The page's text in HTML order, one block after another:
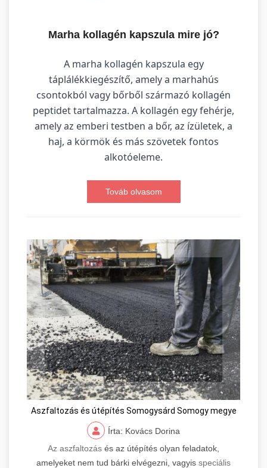
Marha kollagén kapszula mire jó?
A marha kollagén kapszula egy
táplálékkiegészítő, amely a marhahús
csontokból vagy bőrből származó kollagén
peptidet tartalmazza. A kollagén egy fehérje,
amely az emberi testben a bőr, az ízületek, a
haj, a körmök és más szövetek fontos
alkotóeleme.
Továb olvasom
Aszfaltozás és útépítés Somogysárd Somogy megye
Írta: Kovács Dorina
Az aszfaltozás és az útépítés olyan feladatok,
amelyeket nem tud bárki elvégezni, vagyis speciális